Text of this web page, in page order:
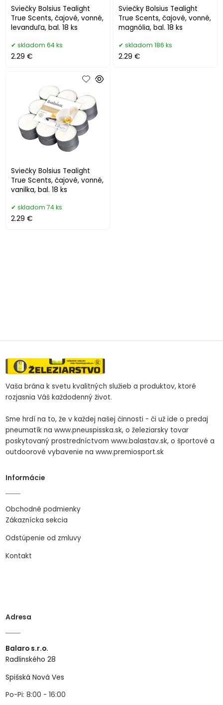
Sviečky Bolsius Tealight
True Scents, čajové, vonné,
levanduľa, bal. 18 ks
skladom 64 ks
2.29 €
Sviečky Bolsius Tealight
True Scents, čajové, vonné,
magnólia, bal. 18 ks
skladom 186 ks
2.29 €
Sviečky Bolsius Tealight
True Scents, čajové, vonné,
vanilka, bal. 18 ks
skladom 74 ks
2.29 €
Vaša brána k svetu kvalitných služieb a produktov, ktoré
rozjasnia Váš každodenný život.
Sme hrdí na to, že v každej našej činnosti - či už ide o predaj
pneumatík na www.pneuspisska.sk, o železiarsky tovar
poskytovaný prostredníctvom www.balastav.sk, o športové a
outdoorové vybavenie na www.premiosport.sk
Informácie
Obchodné podmienky
Zákaznícka sekcia
Odstúpenie od zmluvy
Kontakt
Adresa
Balaro s.r.o.
Radlinského 28
Spišská Nová Ves
Po-Pi: 8:00 - 16:00